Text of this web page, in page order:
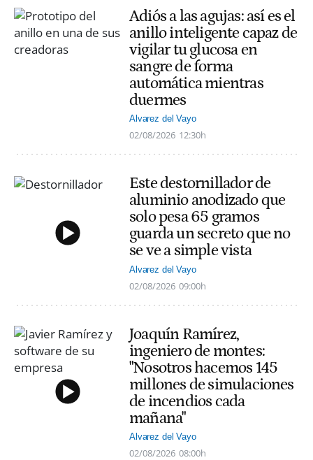
Adiós a las agujas: así es el
anillo inteligente capaz de
vigilar tu glucosa en
sangre de forma
automática mientras
duermes
Alvarez del Vayo
02/08/2026 12:30h
Este destornillador de
aluminio anodizado que
solo pesa 65 gramos
guarda un secreto que no
se ve a simple vista
Alvarez del Vayo
02/08/2026 09:00h
Joaquín Ramírez,
ingeniero de montes:
"Nosotros hacemos 145
millones de simulaciones
de incendios cada
mañana"
Alvarez del Vayo
02/08/2026 08:00h